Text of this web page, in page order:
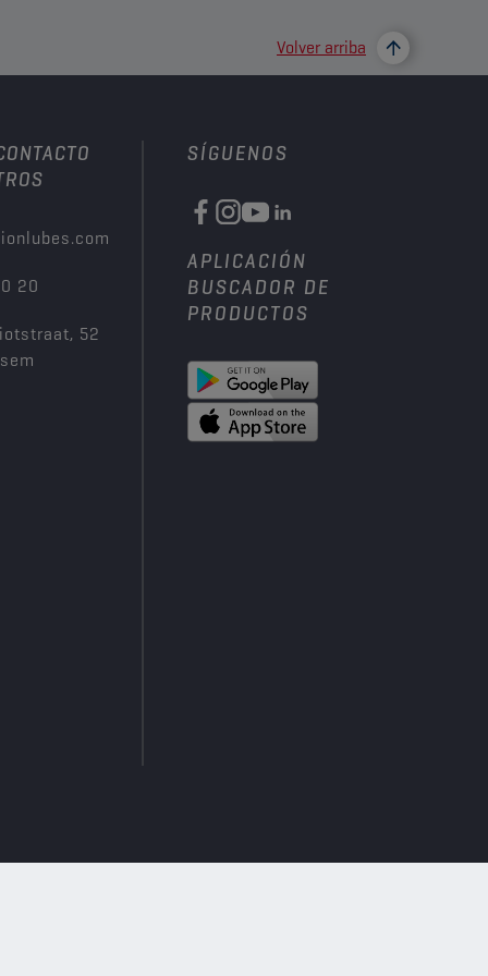
Volver arriba
20
52
SÍGUENOS
APLICACIÓN
BUSCADOR DE
PRODUCTOS